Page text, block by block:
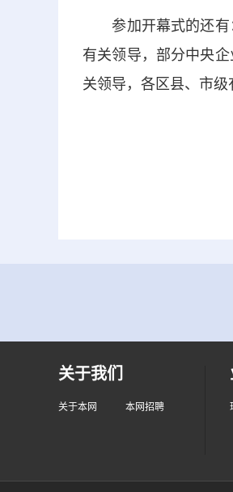
参加开幕式的还有
有关领导，部分中央
关领导，各区县、市级
关于我们
关于本网 本网招聘